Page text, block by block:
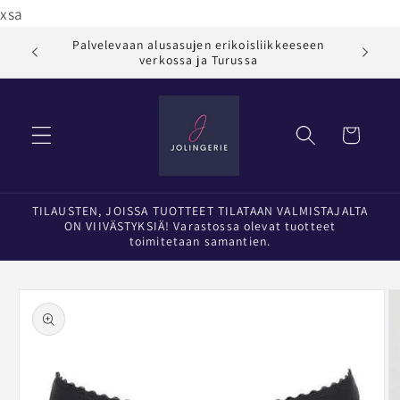
xsa
sisältöönPalvelevaan alusasujen erikoisliikkeeseen
verkossa ja Turussa
Ostoskori
TILAUSTEN, JOISSA TUOTTEET TILATAAN VALMISTAJALTA
ON VIIVÄSTYKSIÄ! Varastossa olevat tuotteet
toimitetaan samantien.
Siirry
tuotetietoihin